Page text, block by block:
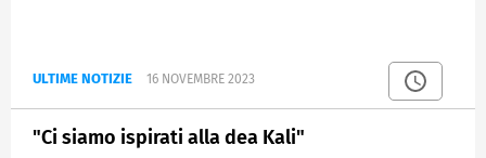
ULTIME NOTIZIE 16 NOVEMBRE 2023
"Ci siamo ispirati alla dea Kali"